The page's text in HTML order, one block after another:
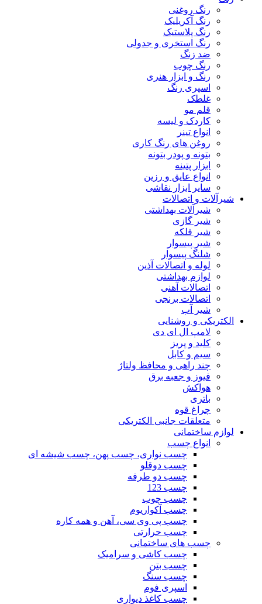
رنگ روغنی
رنگ آکریلیک
رنگ پلاستیک
رنگ استخری و جدولی
ضد زنگ
رنگ چوب
رنگ و ابزار هنری
اسپری رنگ
غلطک
قلم مو
کاردک و لیسه
انواع تینر
روغن های رنگ کاری
بتونه و پودر بتونه
ابزار پتینه
انواع عایق و رزین
سایر ابزار نقاشی
شیرآلات و اتصالات
شیرآلات بهداشتی
شیر گازی
شیر فلکه
شیر پیسوار
شلنگ پیسوار
لوله و اتصالات آذین
لوازم بهداشتی
اتصالات آهنی
اتصالات برنجی
شیر آب
الکتریکی و روشنایی
لامپ ال ای دی
کلید و پریز
سیم و کابل
چند راهی و محافظ ولتاژ
فیوز و جعبه برق
هواکش
باتری
چراغ قوه
متعلقات جانبی الکتریکی
لوازم ساختمانی
انواع چسب
چسب نواری، چسب پهن، چسب شیشه ای
چسب دوقلو
چسب دو طرفه
چسب 123
چسب چوب
چسب آکواریوم
چسب پی وی سی، آهن و همه کاره
چسب حرارتی
چسب های ساختمانی
چسب کاشی و سرامیک
چسب بتن
چسب سنگ
اسپری فوم
چسب کاغذ دیواری